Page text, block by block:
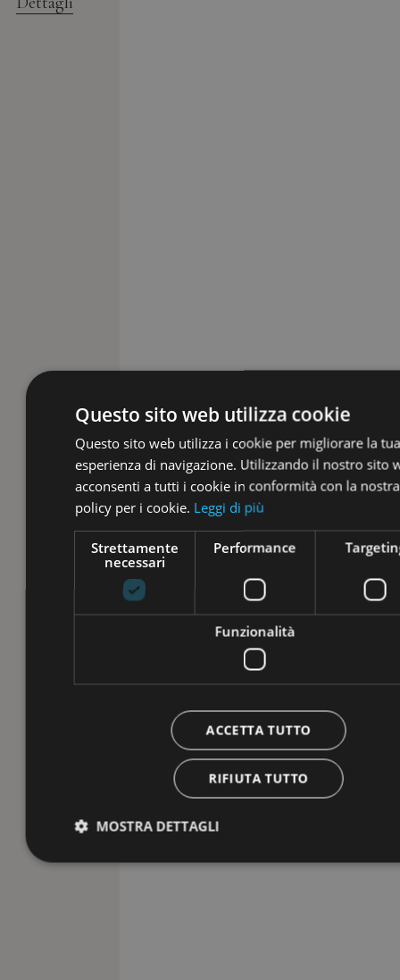
Questo sito web utilizza cookie
Questo sito web utilizza i cookie per migliorare la tua
esperienza di navigazione. Utilizzando il nostro sito
acconsenti a tutti i cookie in conformità con la nostra
policy per i cookie. Leggi di più
Strettamente
necessari
Performance
Funzionalità
ACCETTA TUTTO
RIFIUTA TUTTO
MOSTRA DETTAGLI